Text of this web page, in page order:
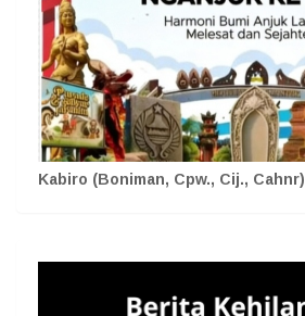
Kabiro (Boniman, Cpw., Cij., Cahnr)